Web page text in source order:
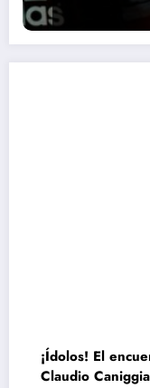
¡Ídolos! El
Claudio Caniggia